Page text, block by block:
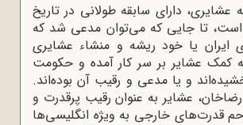
عشایری، دارای سابقه طولانی در تاریخ
است، تا جایی که می‌توان مدعی شد که
ایران یا خود ریشه و منشاء عشایری
کمک عشایر بر سر کار آمده و حکومت
و یا مدعی و رقیب آن بوده‌اند.
عشایر به عنوان رقیب پرقدرت و
قدرت‌های خارجی به ویژه انگلیسی‌ها